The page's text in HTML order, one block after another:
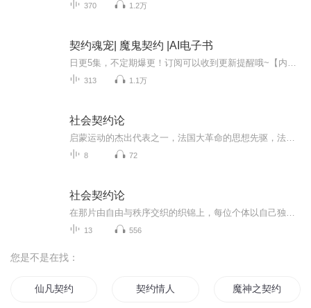
370 1.2万
契约魂宠| 魔鬼契约 |AI电子书
313 1.1万
社会契约论
8 72
社会契约论
13 556
您是不是在找：
仙凡契约 契约情人 魔神之契约